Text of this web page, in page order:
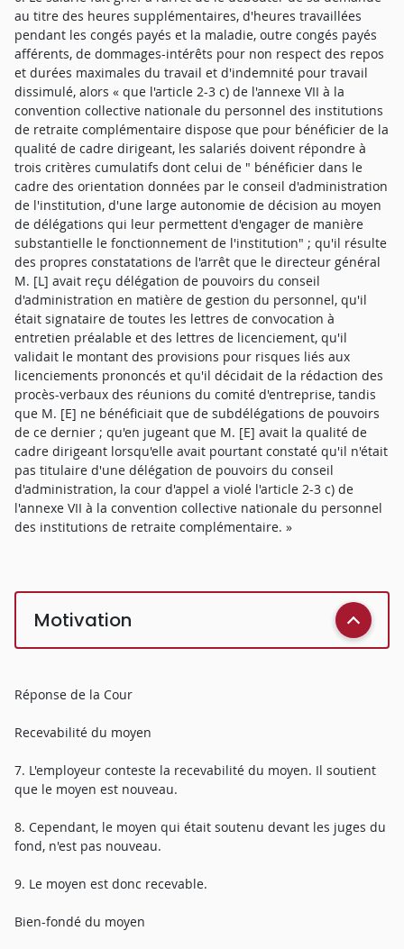
au titre des heures supplémentaires, d'heures travaillées
pendant les congés payés et la maladie, outre congés payés
afférents, de dommages-intérêts pour non respect des repos
et durées maximales du travail et d'indemnité pour travail
dissimulé, alors « que l'article 2-3 c) de l'annexe VII à la
convention collective nationale du personnel des institutions
de retraite complémentaire dispose que pour bénéficier de la
qualité de cadre dirigeant, les salariés doivent répondre à
trois critères cumulatifs dont celui de " bénéficier dans le
cadre des orientation données par le conseil d'administration
de l'institution, d'une large autonomie de décision au moyen
de délégations qui leur permettent d'engager de manière
substantielle le fonctionnement de l'institution" ; qu'il résulte
des propres constatations de l'arrêt que le directeur général
M. [L] avait reçu délégation de pouvoirs du conseil
d'administration en matière de gestion du personnel, qu'il
était signataire de toutes les lettres de convocation à
entretien préalable et des lettres de licenciement, qu'il
validait le montant des provisions pour risques liés aux
licenciements prononcés et qu'il décidait de la rédaction des
procès-verbaux des réunions du comité d'entreprise, tandis
que M. [E] ne bénéficiait que de subdélégations de pouvoirs
de ce dernier ; qu'en jugeant que M. [E] avait la qualité de
cadre dirigeant lorsqu'elle avait pourtant constaté qu'il n'était
pas titulaire d'une délégation de pouvoirs du conseil
d'administration, la cour d'appel a violé l'article 2-3 c) de
l'annexe VII à la convention collective nationale du personnel
des institutions de retraite complémentaire. »
Motivation
Réponse de la Cour
Recevabilité du moyen
7. L'employeur conteste la recevabilité du moyen. Il soutient
que le moyen est nouveau.
8. Cependant, le moyen qui était soutenu devant les juges du
fond, n'est pas nouveau.
9. Le moyen est donc recevable.
Bien-fondé du moyen